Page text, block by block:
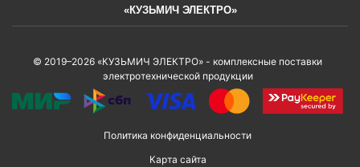
«КУЗЬМИЧ ЭЛЕКТРО»
© 2019–2026 «КУЗЬМИЧ ЭЛЕКТРО» - комплексные поставки
электротехнической продукции
Политика конфиденциальности
Карта сайта